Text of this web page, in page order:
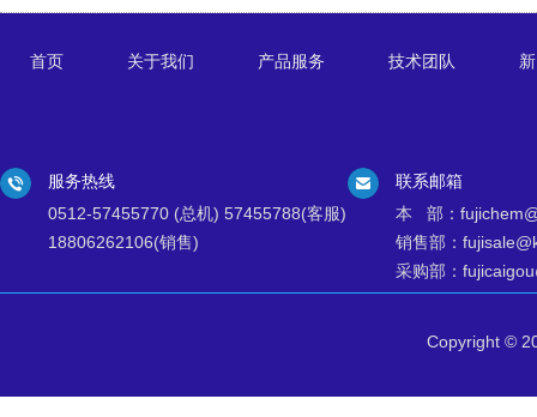
首页 关于我们 产品服务 技术团队
服务热线
0512-57455770 (总机) 57455788(客服)
18806262106(销售)
联系邮箱
本 部：
销售部：
采购部：
Copyright ©